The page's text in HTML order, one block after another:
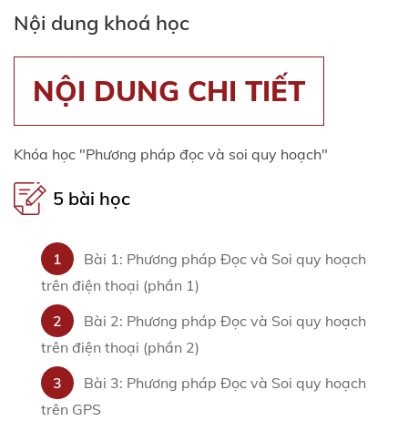
Nội dung khoá học
NỘI DUNG CHI TIẾT
Khóa học "Phương pháp đọc và soi quy hoạch"
5 bài học
1
Bài 1: Phương pháp Đọc và Soi quy hoạch
trên điện thoại (phần 1)
2
Bài 2: Phương pháp Đọc và Soi quy hoạch
trên điện thoại (phần 2)
3
Bài 3: Phương pháp Đọc và Soi quy hoạch
trên GPS